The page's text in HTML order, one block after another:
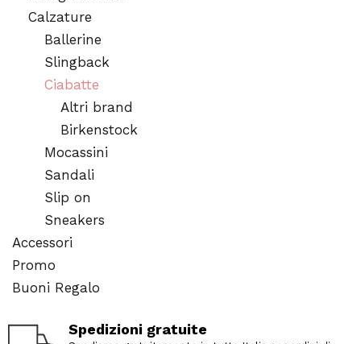
Calzature
Ballerine
Slingback
Ciabatte
Altri brand
Birkenstock
Mocassini
Sandali
Slip on
Sneakers
Accessori
Promo
Buoni Regalo
Spedizioni gratuite